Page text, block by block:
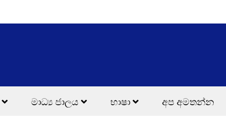
මාධ්‍ය ජාලය භාෂා අප අමතන්න